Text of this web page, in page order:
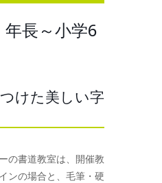
長～小学6
けた美しい字
の書道教室は、開催教
ンの場合と、毛筆・硬